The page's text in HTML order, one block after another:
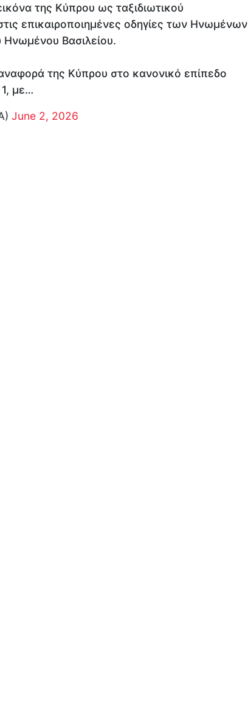
της Κύπρου ως ταξιδιωτικού
επικαιροποιημένες οδηγίες των Ηνωμένων
Ηνωμένου Βασιλείου.
της Κύπρου στο κανονικό επίπεδο
1, με…
June 2, 2026